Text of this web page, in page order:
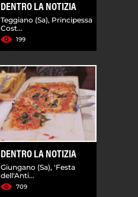
DENTRO LA NOTIZIA
Teggiano (Sa), Principessa
Cost...
199
DENTRO LA NOTIZIA
Giungano (Sa), 'Festa
dell'Anti...
709